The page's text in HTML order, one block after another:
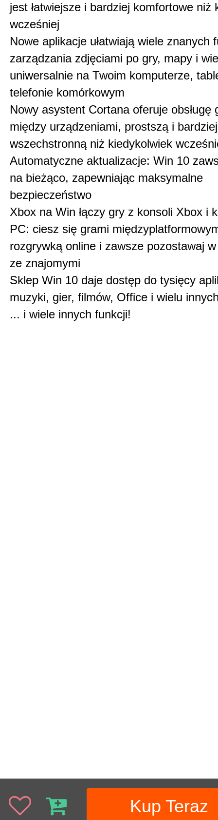
jest łatwiejsze i bardziej komfortowe niż
wcześniej
Nowe aplikacje ułatwiają wiele znanych
zarządzania zdjęciami po gry, mapy i
uniwersalnie na Twoim komputerze,
telefonie komórkowym
Nowy asystent Cortana oferuje obsługę
między urządzeniami, prostszą i bardziej
wszechstronną niż kiedykolwiek
Automatyczne aktualizacje: Win 10
na bieżąco, zapewniając maksymalne
bezpieczeństwo
Xbox na Win łączy gry z konsoli Xbox i
PC: ciesz się grami
rozgrywką online i zawsze pozostawaj
ze znajomymi
Sklep Win 10 daje dostęp do tysięcy
muzyki, gier, filmów, Office i wielu
... i wiele innych funkcji!
Kup Teraz